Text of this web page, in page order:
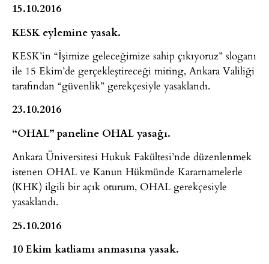
15.10.2016
KESK eylemine yasak.
KESK’in “İşimize geleceğimize sahip çıkıyoruz” sloganı
ile 15 Ekim’de gerçekleştireceği miting, Ankara Valiliği
tarafından “güvenlik” gerekçesiyle yasaklandı.
23.10.2016
“OHAL” paneline OHAL yasağı.
Ankara Üniversitesi Hukuk Fakültesi’nde düzenlenmek
istenen OHAL ve Kanun Hükmünde Kararnamelerle
(KHK) ilgili bir açık oturum, OHAL gerekçesiyle
yasaklandı.
25.10.2016
10 Ekim katliamı anmasına yasak.